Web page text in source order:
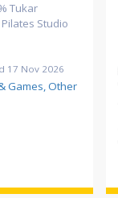
Tukar
Studio
17 Nov 2026
Games, Other